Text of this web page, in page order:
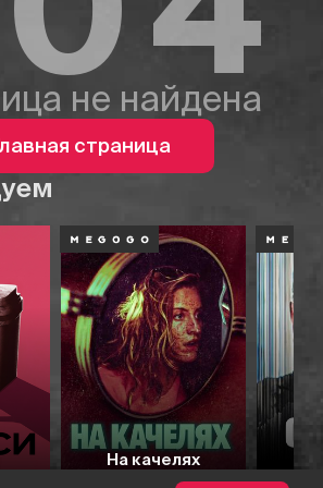
не найдена
страница
На качелях